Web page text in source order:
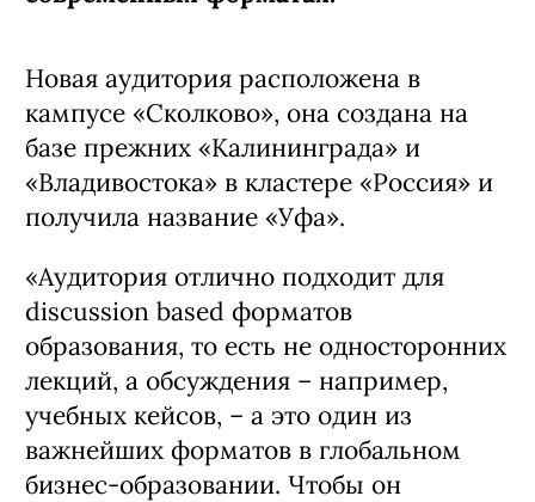
Новая аудитория расположена в
кампусе «Сколково», она создана на
базе прежних «Калининграда» и
«Владивостока» в кластере «Россия» и
получила название «Уфа».
«Аудитория отлично подходит для
discussion based форматов
образования, то есть не односторонних
лекций, а обсуждения – например,
учебных кейсов, – а это один из
важнейших форматов в глобальном
бизнес-образовании. Чтобы он